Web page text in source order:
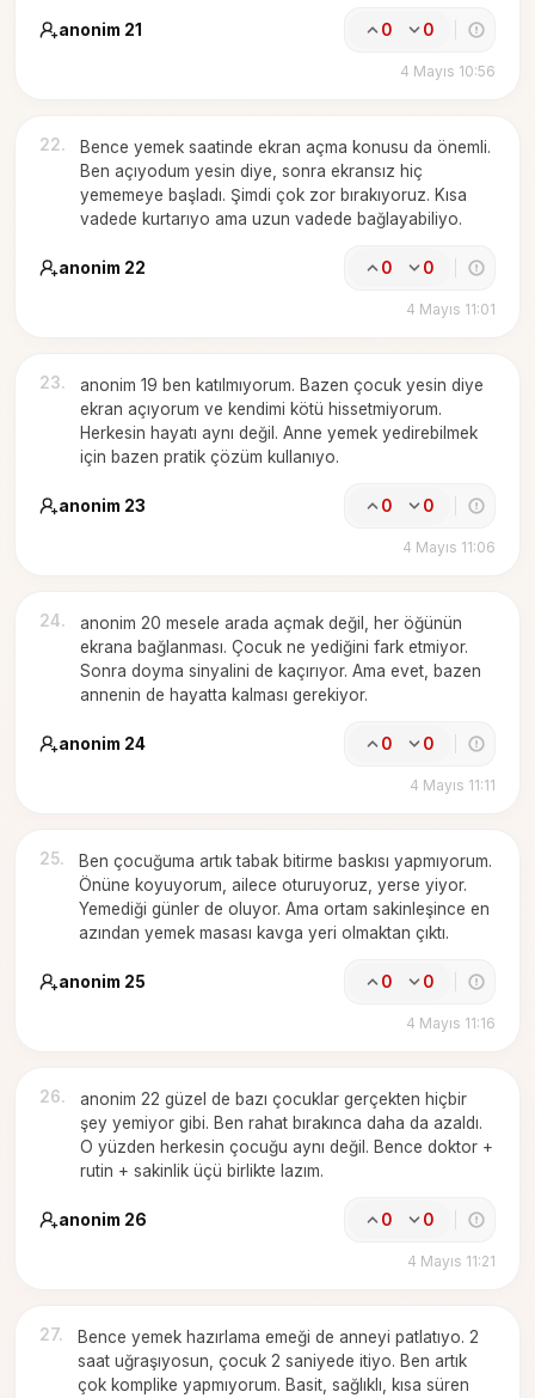
anonim 21 0 0
4 Mayıs 10:56
22.
Bence yemek saatinde ekran açma konusu da önemli.
Ben açıyodum yesin diye, sonra ekransız hiç
yememeye başladı. Şimdi çok zor bırakıyoruz. Kısa
vadede kurtarıyo ama uzun vadede bağlayabiliyo.
anonim 22 0 0
4 Mayıs 11:01
23.
anonim 19 ben katılmıyorum. Bazen çocuk yesin diye
ekran açıyorum ve kendimi kötü hissetmiyorum.
Herkesin hayatı aynı değil. Anne yemek yedirebilmek
için bazen pratik çözüm kullanıyo.
anonim 23 0 0
4 Mayıs 11:06
24.
anonim 20 mesele arada açmak değil, her öğünün
ekrana bağlanması. Çocuk ne yediğini fark etmiyor.
Sonra doyma sinyalini de kaçırıyor. Ama evet, bazen
annenin de hayatta kalması gerekiyor.
anonim 24 0 0
4 Mayıs 11:11
25.
Ben çocuğuma artık tabak bitirme baskısı yapmıyorum.
Önüne koyuyorum, ailece oturuyoruz, yerse yiyor.
Yemediği günler de oluyor. Ama ortam sakinleşince en
azından yemek masası kavga yeri olmaktan çıktı.
anonim 25 0 0
4 Mayıs 11:16
26.
anonim 22 güzel de bazı çocuklar gerçekten hiçbir
şey yemiyor gibi. Ben rahat bırakınca daha da azaldı.
O yüzden herkesin çocuğu aynı değil. Bence doktor +
rutin + sakinlik üçü birlikte lazım.
anonim 26 0 0
4 Mayıs 11:21
27.
Bence yemek hazırlama emeği de anneyi patlatıyo. 2
saat uğraşıyosun, çocuk 2 saniyede itiyo. Ben artık
çok komplike yapmıyorum. Basit, sağlıklı, kısa süren